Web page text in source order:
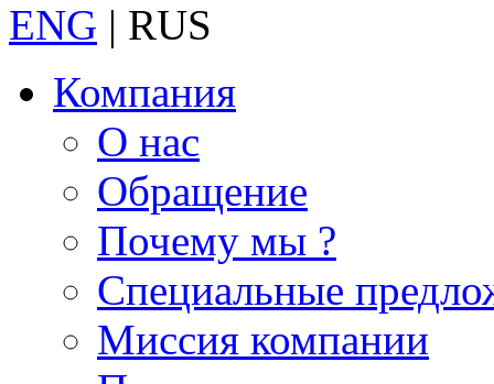
ENG | RUS
Компания
О нас
Обращение
Почему мы ?
Специальные
Миссия компании